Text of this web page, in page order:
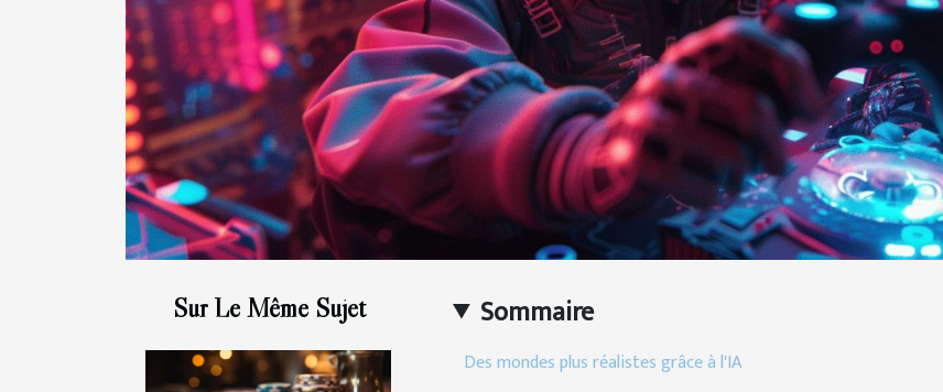
Sur Le Même Sujet Sommaire
Des mondes plus réalistes grâce à l'IA